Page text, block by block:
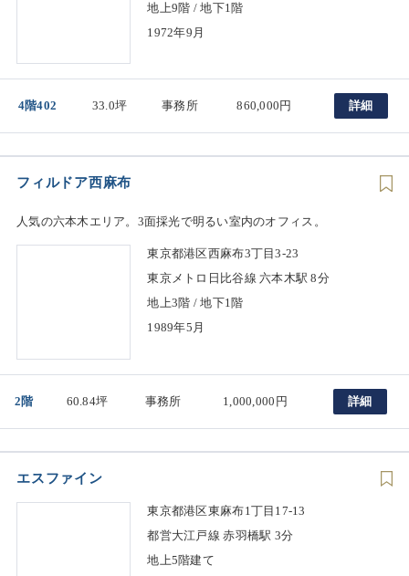
地上9階 / 地下1階
1972年9月
4階402 33.0坪 事務所 860,000円 詳細
フィルドア西麻布
人気の六本木エリア。3面採光で明るい室内のオフィス。
東京都港区西麻布3丁目3-23
東京メトロ日比谷線 六本木駅 8分
地上3階 / 地下1階
1989年5月
2階 60.84坪 事務所 1,000,000円 詳細
エスファイン
東京都港区東麻布1丁目17-13
都営大江戸線 赤羽橋駅 3分
地上5階建て